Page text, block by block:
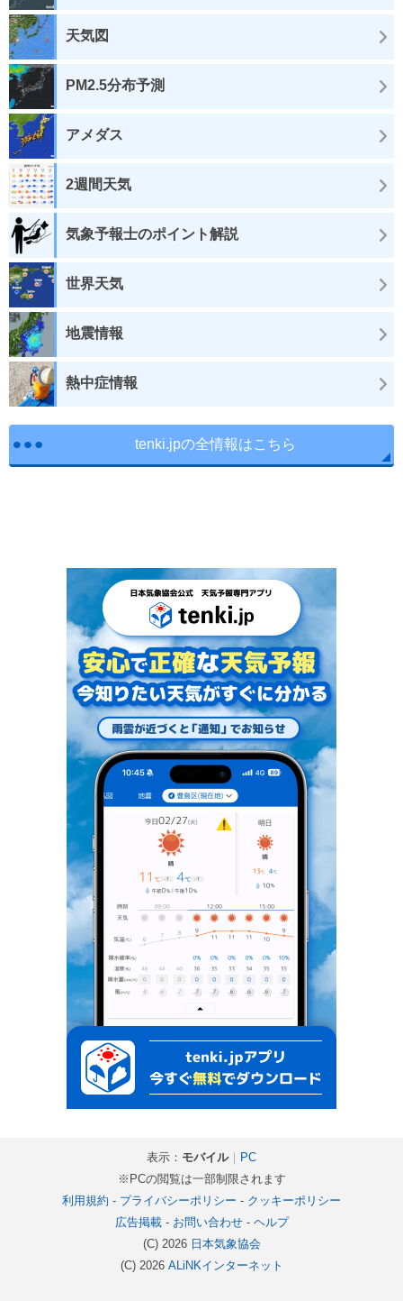
天気図
PM2.5分布予測
アメダス
2週間天気
気象予報士のポイント解説
世界天気
地震情報
熱中症情報
tenki.jpの全情報はこちら
表示： モバイル｜ PC
※PCの閲覧は一部制限されます
利用規約 - プライバシーポリシー - クッキーポリシー
広告掲載- お問い合わせ- ヘルプ
(C) 2026 日本気象協会
(C) 2026 ALiNKインターネット